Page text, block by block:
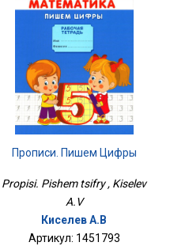
Прописи. Пишем Цифры
Propisi. Pishem tsifry , Kiselev
A.V
Киселев А.В
Артикул: 1451793